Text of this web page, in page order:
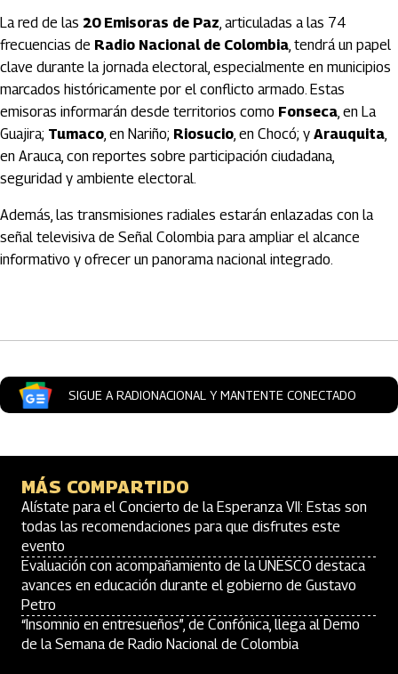
La red de las 20 Emisoras de Paz, articuladas a las 74
frecuencias de Radio Nacional de Colombia, tendrá un papel
clave durante la jornada electoral, especialmente en municipios
marcados históricamente por el conflicto armado. Estas
emisoras informarán desde territorios como Fonseca, en La
Guajira; Tumaco, en Nariño; Riosucio, en Chocó; y Arauquita,
en Arauca, con reportes sobre participación ciudadana,
seguridad y ambiente electoral.
Además, las transmisiones radiales estarán enlazadas con la
señal televisiva de Señal Colombia para ampliar el alcance
informativo y ofrecer un panorama nacional integrado.
SIGUE A RADIONACIONAL Y MANTENTE CONECTADO
MÁS COMPARTIDO
Alístate para el Concierto de la Esperanza VII: Estas son
todas las recomendaciones para que disfrutes este
evento
Evaluación con acompañamiento de la UNESCO destaca
avances en educación durante el gobierno de Gustavo
Petro
“Insomnio en entresueños”, de Confónica, llega al Demo
de la Semana de Radio Nacional de Colombia